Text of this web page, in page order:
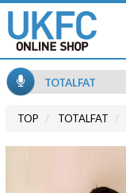
TOTALFAT
TOP TOTALFAT